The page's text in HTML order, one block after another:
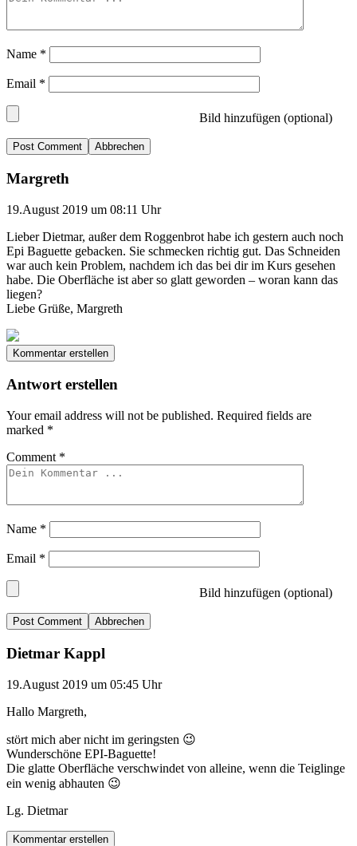
Name *
Email *
Bild hinzufügen (optional)
Abbrechen
Margreth
19.August 2019 um 08:11 Uhr
Lieber Dietmar, außer dem Roggenbrot habe ich gestern auch noch
Epi Baguette gebacken. Sie schmecken richtig gut. Das Schneiden
war auch kein Problem, nachdem ich das bei dir im Kurs gesehen
habe. Die Oberfläche ist aber so glatt geworden – woran kann das
liegen?
Liebe Grüße, Margreth
Kommentar erstellen
Antwort erstellen
Your email address will not be published. Required fields are
marked *
Comment *
Name *
Email *
Bild hinzufügen (optional)
Abbrechen
Dietmar Kappl
19.August 2019 um 05:45 Uhr
Hallo Margreth,
stört mich aber nicht im geringsten 😉
Wunderschöne EPI-Baguette!
Die glatte Oberfläche verschwindet von alleine, wenn die Teiglinge
ein wenig abhauten 😉
Lg. Dietmar
Kommentar erstellen